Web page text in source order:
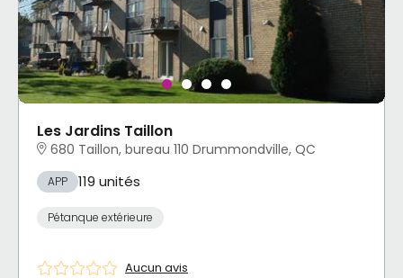
Les Jardins Taillon
680 Taillon, bureau 110 Drummondville, QC
APP 119 unités
Pétanque extérieure
Aucun avis